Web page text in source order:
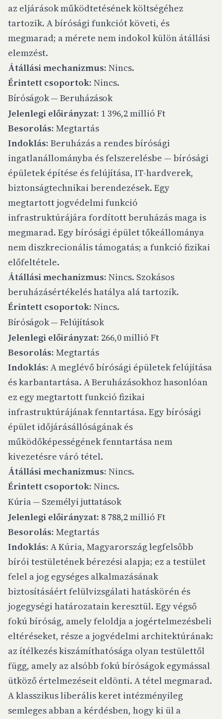
az eljárások működtetésének költségéhez
tartozik. A bírósági funkciót követi, és
megmarad; a mérete nem indokol külön átállási
elemzést.
Átállási mechanizmus: Nincs.
Érintett csoportok: Nincs.
Bíróságok — Beruházások
Jelenlegi előirányzat: 1 396,2 millió Ft
Besorolás: Megtartás
Indoklás: Beruházás a rendes bírósági
ingatlanállományba és felszerelésbe — bírósági
épületek építése és felújítása, IT-hardverek,
biztonságtechnikai berendezések. Egy
megtartott jogvédelmi funkció
infrastruktúrájára fordított beruházás maga is
megmarad. Egy bírósági épület tőkeállománya
nem diszkrecionális támogatás; a funkció fizikai
előfeltétele.
Átállási mechanizmus: Nincs. Szokásos
beruházásértékelés hatálya alá tartozik.
Érintett csoportok: Nincs.
Bíróságok — Felújítások
Jelenlegi előirányzat: 266,0 millió Ft
Besorolás: Megtartás
Indoklás: A meglévő bírósági épületek felújítása
és karbantartása. A Beruházásokhoz hasonlóan
ez egy megtartott funkció fizikai
infrastruktúrájának fenntartása. Egy bírósági
épület időjárásállóságának és
működőképességének fenntartása nem
kivezetésre váró tétel.
Átállási mechanizmus: Nincs.
Érintett csoportok: Nincs.
Kúria — Személyi juttatások
Jelenlegi előirányzat: 8 788,2 millió Ft
Besorolás: Megtartás
Indoklás: A Kúria, Magyarország legfelsőbb
bírói testületének bérezési alapja; ez a testület
felel a jog egységes alkalmazásának
biztosításáért felülvizsgálati hatáskörén és
jogegységi határozatain keresztül. Egy végső
fokú bíróság, amely feloldja a jogértelmezésbeli
eltéréseket, része a jogvédelmi architektúrának:
az ítélkezés kiszámíthatósága olyan testülettől
függ, amely az alsóbb fokú bíróságok egymással
ütköző értelmezéseit eldönti. A tétel megmarad.
A klasszikus liberális keret intézményileg
semleges abban a kérdésben, hogy ki ül a